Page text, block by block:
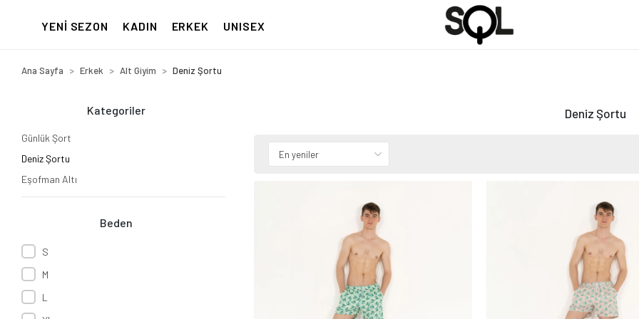
YENİ SEZON KADIN ERKEK UNISEX
Ana Sayfa Erkek Alt Giyim Deniz Şortu
Kategoriler
Günlük Şort
Deniz Şortu
Eşofman Altı
Beden
S
M
L
Deniz Şortu